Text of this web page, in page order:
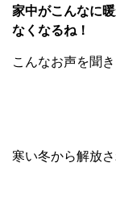
家中がこんなに
なくなるね！
こんなお声を聞き
寒い冬から解放